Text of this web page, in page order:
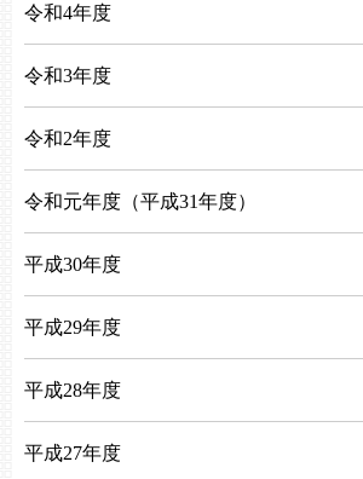
令和4年度
令和3年度
令和2年度
令和元年度（平成31年度）
平成30年度
平成29年度
平成28年度
平成27年度